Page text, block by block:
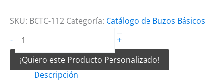
SKU: BCTC-112 Categoría: Catálogo de Buzos Básicos
-
Buzos
deportivos
Blanco
+
¡Quiero este Producto Personalizado!
Descripción